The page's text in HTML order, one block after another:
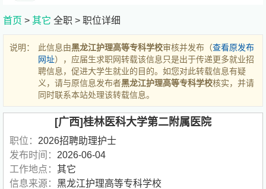
首页 > 其它 全职 > 职位详细
说明： 此信息由黑龙江护理高等专科学校审核并发布（查看原发布
网址），应届生求职网转载该信息只是出于传递更多就业招
聘信息，促进大学生就业的目的。如您对此转载信息有疑
义，请与原信息发布者黑龙江护理高等专科学校核实，并请
同时联系本站处理该转载信息。
[广西]桂林医科大学第二附属医院
职位： 2026招聘助理护士
发布时间： 2026-06-04
工作地点： 其它
信息来源： 黑龙江护理高等专科学校